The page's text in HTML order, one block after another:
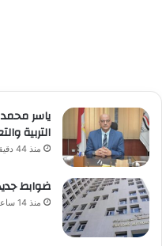
ياسر
التربية
منذ 44 دقيقة
ضوابط
منذ 14 ساعة